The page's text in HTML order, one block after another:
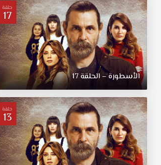
حلقة
17
الأسطورة – الحلقة 17
حلقة
13